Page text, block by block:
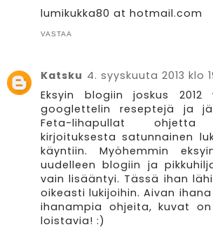
lumikukka80 at hotmail.com
VASTAA
Katsku 4. syyskuuta 2013 klo
Eksyin blogiin joskus 2012
googlettelin reseptejä ja
Feta-lihapullat
kirjoituksesta satunnainen
käyntiin. Myöhemmin
uudelleen blogiin ja
vain lisääntyi. Tässä ihan
oikeasti lukijoihin. Aivan
ihanampia ohjeita, kuvat
loistavia! :)